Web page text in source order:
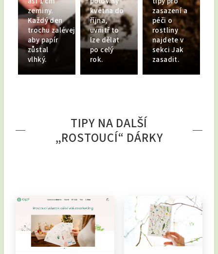
zeminy.
Každý den
trochu zalévejte,
aby papír
zůstal
vlhký.
května do
října,
uvnitř to
lze dělat
po celý
rok.
zasazení a
péči o
rostliny
najdete v
sekci Jak
zasadit.
TIPY NA DALŠÍ
„ROSTOUCÍ“ DÁRKY